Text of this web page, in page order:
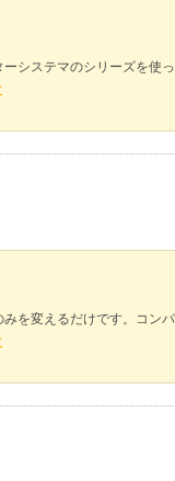
システマのシリーズを使
を変えるだけです。コン